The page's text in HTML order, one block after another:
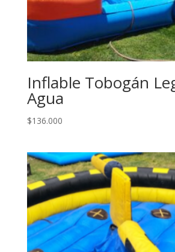
Inflable Tobogán
Agua
$136.000